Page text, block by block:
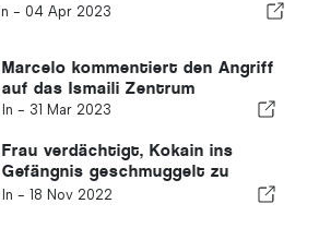
In - 04 Apr 2023
Marcelo kommentiert den Angriff
auf das Ismaili Zentrum
In - 31 Mar 2023
Frau verdächtigt, Kokain ins
Gefängnis geschmuggelt zu
haben
In - 18 Nov 2022